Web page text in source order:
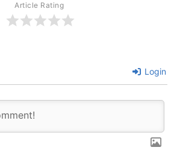
Article Rating
Login